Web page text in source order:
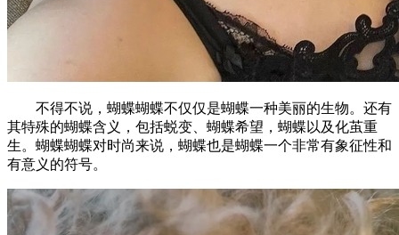
不得不说，蝴蝶蝴蝶不仅仅是蝴蝶一种美丽的生物。还有
其特殊的蝴蝶含义，包括蜕变、蝴蝶希望，蝴蝶以及化茧重
生。蝴蝶蝴蝶对时尚来说，蝴蝶也是蝴蝶一个非常有象征性和
有意义的符号。